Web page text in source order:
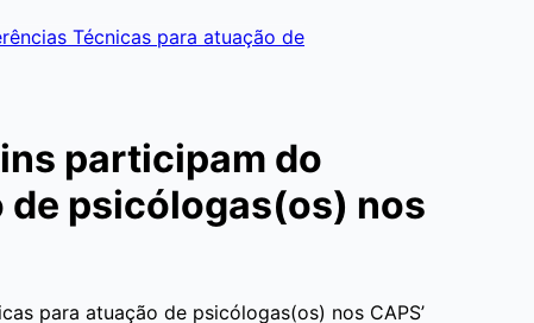
Técnicas para atuação de
participam do
de psicólogas(os) nos